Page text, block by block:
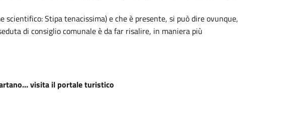
scientifico: Stipa tenacissima) e che è presente, si può dire ovunque,
di consiglio comunale è da far risalire, in maniera più
visita il portale turistico